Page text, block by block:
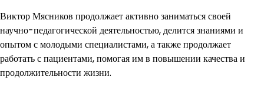
Виктор Мясников продолжает активно заниматься своей
научно-педагогической деятельностью, делится знаниями и
опытом с молодыми специалистами, а также продолжает
работать с пациентами, помогая им в повышении качества и
продолжительности жизни.